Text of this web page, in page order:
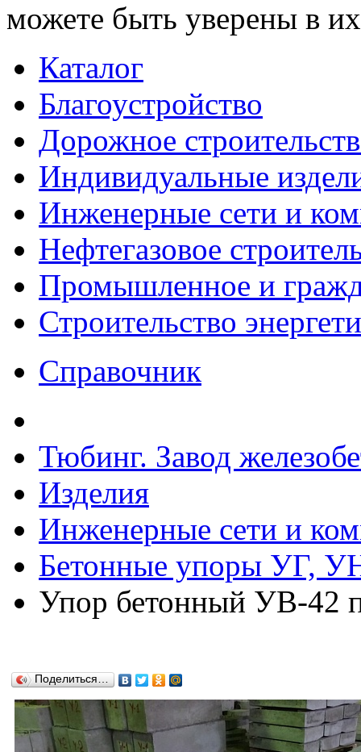
можете быть уверены в их
Каталог
Благоустройство
Дорожное
Индивидуальные
Инженерные сети и
Нефтегазовое
Промышленное и
Строительство
Справочник
Тюбинг. Завод
Изделия
Инженерные сети и
Бетонные упоры УГ,
Упор бетонный УВ-42
Поделиться…